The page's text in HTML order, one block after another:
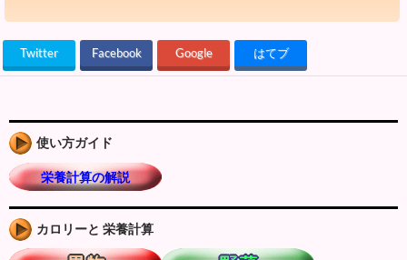
Twitter Facebook Google はてブ
使い方ガイド
栄養計算の解説
カロリーと 栄養計算